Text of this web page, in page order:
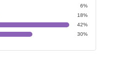
6%
18%
42%
30%